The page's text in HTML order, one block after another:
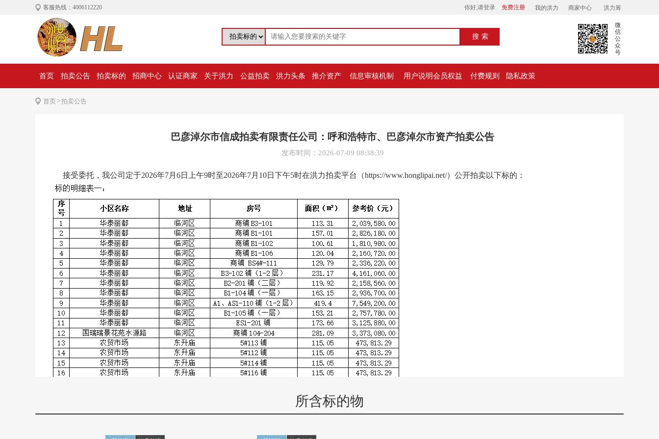
客服热线：4006112220 你好,请登录 免费注册 我的洪力 商家中心 洪力筹
搜索
微
信
公
众
号
首页 拍卖公告 拍卖标的 招商中心 认证商家 关于洪力 公益拍卖 洪力头条 推介资产 信息审核机制 用户说明会员权益 付费规则 隐私政策
首页>拍卖公告
巴彦淖尔市信成拍卖有限责任公司：呼和浩特市、巴彦淖尔市资产拍卖公告
发布时间：2026-07-09 08:38:39
接受委托，我公司定于2026年7月6日上午9时至2026年7月10日下午5时在洪力拍卖平台（https://www.honglipai.net/）公开拍卖以下标的：
所含标的物